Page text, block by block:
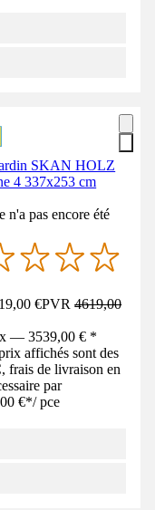
SKAN HOLZ
4 337x253 cm
n'a pas encore été
€PVR4619,00
— 3539,00 € *
affichés sont des
frais de livraison en
par
€*/ pce